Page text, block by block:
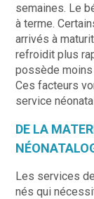
semaines. Le
à terme.
arrivés à
refroidit plus
possède
Ces facteurs
service
DE LA
Les services
nés qui